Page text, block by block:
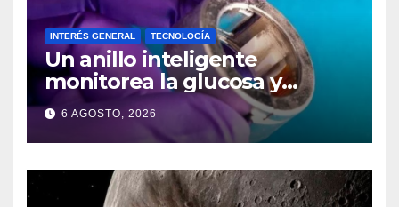
INTERÉS GENERAL TECNOLOGÍA
Un anillo inteligente
monitorea la glucosa y
cetonas en sangre
6 AGOSTO, 2026